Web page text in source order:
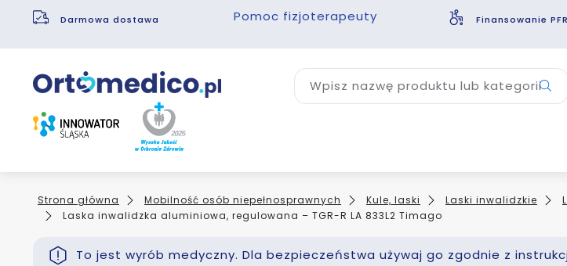
Darmowa dostawa Pomoc fizjoterapeuty Finansowanie
Wpisz nazwę produktu lub kategorii
Strona główna Mobilność osób niepełnosprawnych Kule, laski Laski inwalidzkie
Laska inwalidzka aluminiowa, regulowana – TGR-R LA 833L2 Timago
To jest wyrób medyczny. Dla bezpieczeństwa używaj go zgodnie z